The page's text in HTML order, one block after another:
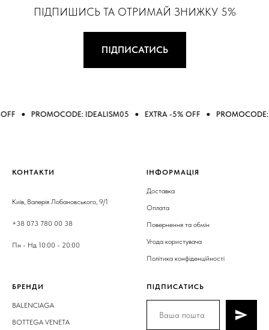
ПІДПИШИСЬ ТА ОТРИМАЙ ЗНИЖКУ 5%
ПІДПИСАТИСЬ
PROMOCODE: IDEALISM05 EXTRA -5% OFF PROMOCODE:
КОНТАКТИ
Київ, Валерія Лобановського, 9/1
+38 073 780 00 38
Пн - Нд 10:00 - 20:00
ІНФОРМАЦІЯ
Доставка
Оплата
Повернення та обмін
Угода користувача
Політика конфіденційності
БРЕНДИ
BALENCIAGA
BOTTEGA VENETA
ПІДПИСАТИСЬ